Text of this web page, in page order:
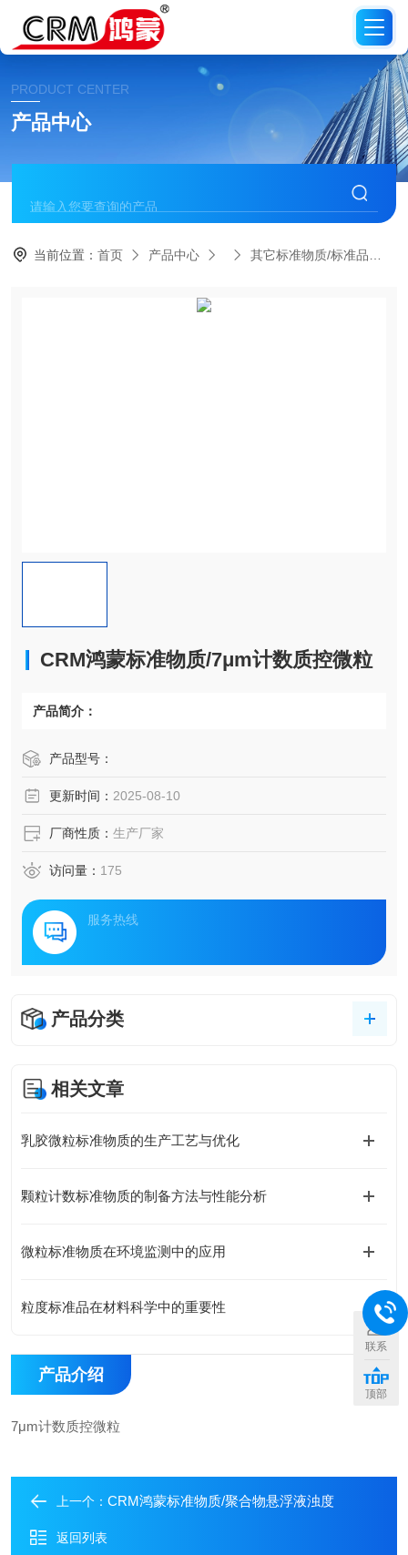
PRODUCT CENTER
产品中心
当前位置：首页 产品中心 其它标准物质/标准品
CRM鸿蒙标准物质/7μm计数质控微粒
产品简介：
产品型号：
更新时间： 2025-08-10
厂商性质： 生产厂家
访问量： 175
服务热线
产品分类
相关文章
乳胶微粒标准物质的生产工艺与优化
颗粒计数标准物质的制备方法与性能分析
微粒标准物质在环境监测中的应用
粒度标准品在材料科学中的重要性
产品介绍
7μm计数质控微粒
上一个： CRM鸿蒙标准物质/聚合物悬浮液浊度
返回列表
联系
顶部